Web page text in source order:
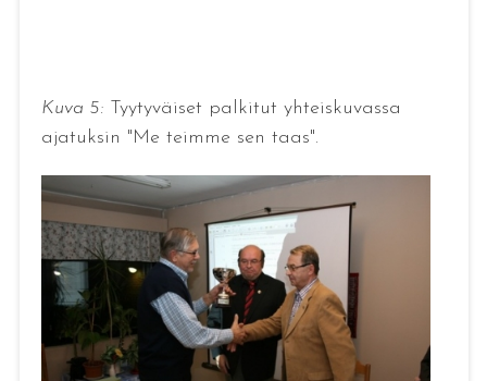
Kuva 5:Tyytyväiset palkitut yhteiskuvassa
ajatuksin "Me teimme sen taas".